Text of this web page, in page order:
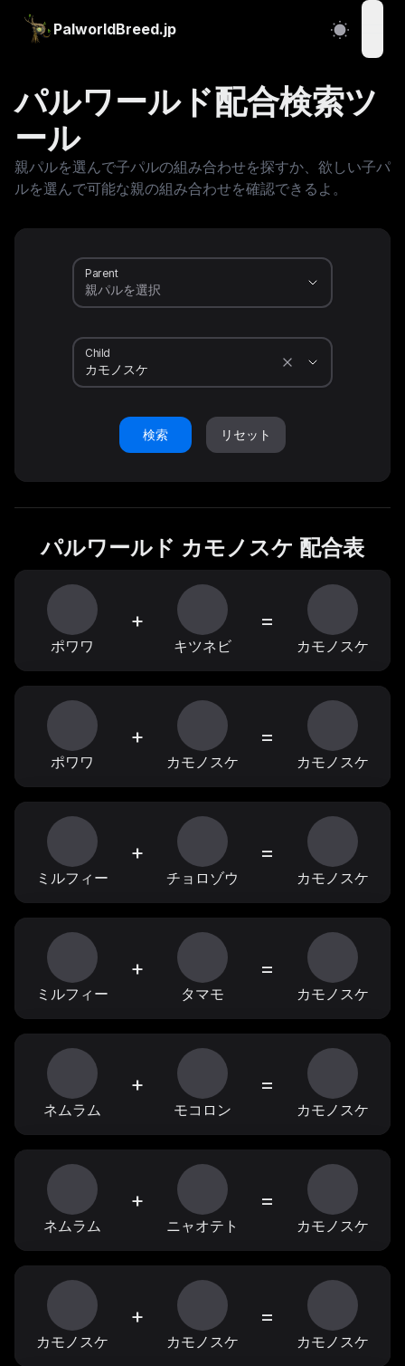
PalworldBreed.jp
パルワールド配合検索ツ
ール
親パルを選んで子パルの組み合わせを探すか、欲しい子パ
ルを選んで可能な親の組み合わせを確認できるよ。
Parent
Child
検索 リセット
パルワールド カモノスケ 配合表
ポワワ
+
キツネビ
=
カモノスケ
ポワワ
+
カモノスケ
=
カモノスケ
ミルフィー
+
チョロゾウ
=
カモノスケ
ミルフィー
+
タマモ
=
カモノスケ
ネムラム
+
モコロン
=
カモノスケ
ネムラム
+
ニャオテト
=
カモノスケ
カモノスケ
+
カモノスケ
=
カモノスケ